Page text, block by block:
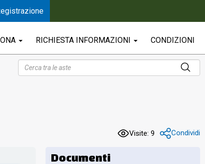
RICHIESTA INFORMAZIONI CONDIZIONI
Visite: 9 Condividi
Documenti